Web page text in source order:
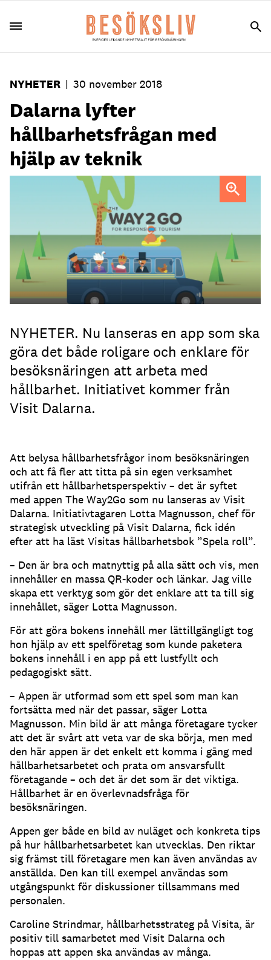
NYHETER | 30 november 2018
Dalarna lyfter
hållbarhetsfrågan med
hjälp av teknik
BIld: Visit Dalarna
NYHETER. Nu lanseras en app som ska
göra det både roligare och enklare för
besöksnäringen att arbeta med
hållbarhet. Initiativet kommer från
Visit Dalarna.
Att belysa hållbarhetsfrågor inom besöksnäringen
och att få fler att titta på sin egen verksamhet
utifrån ett hållbarhetsperspektiv – det är syftet
med appen The Way2Go som nu lanseras av Visit
Dalarna. Initiativtagaren Lotta Magnusson, chef för
strategisk utveckling på Visit Dalarna, fick idén
efter att ha läst Visitas hållbarhetsbok ”Spela roll”.
– Den är bra och matnyttig på alla sätt och vis, men
innehåller en massa QR-koder och länkar. Jag ville
skapa ett verktyg som gör det enklare att ta till sig
innehållet, säger Lotta Magnusson.
För att göra bokens innehåll mer lättillgängligt tog
hon hjälp av ett spelföretag som kunde paketera
bokens innehåll i en app på ett lustfyllt och
pedagogiskt sätt.
– Appen är utformad som ett spel som man kan
fortsätta med när det passar, säger Lotta
Magnusson. Min bild är att många företagare tycker
att det är svårt att veta var de ska börja, men med
den här appen är det enkelt ett komma i gång med
hållbarhetsarbetet och prata om ansvarsfullt
företagande – och det är det som är det viktiga.
Hållbarhet är en överlevnadsfråga för
besöksnäringen.
Appen ger både en bild av nuläget och konkreta tips
på hur hållbarhetsarbetet kan utvecklas. Den riktar
sig främst till företagare men kan även användas av
anställda. Den kan till exempel användas som
utgångspunkt för diskussioner tillsammans med
personalen.
Caroline Strindmar, hållbarhetsstrateg på Visita, är
positiv till samarbetet med Visit Dalarna och
hoppas att appen ska användas av många.